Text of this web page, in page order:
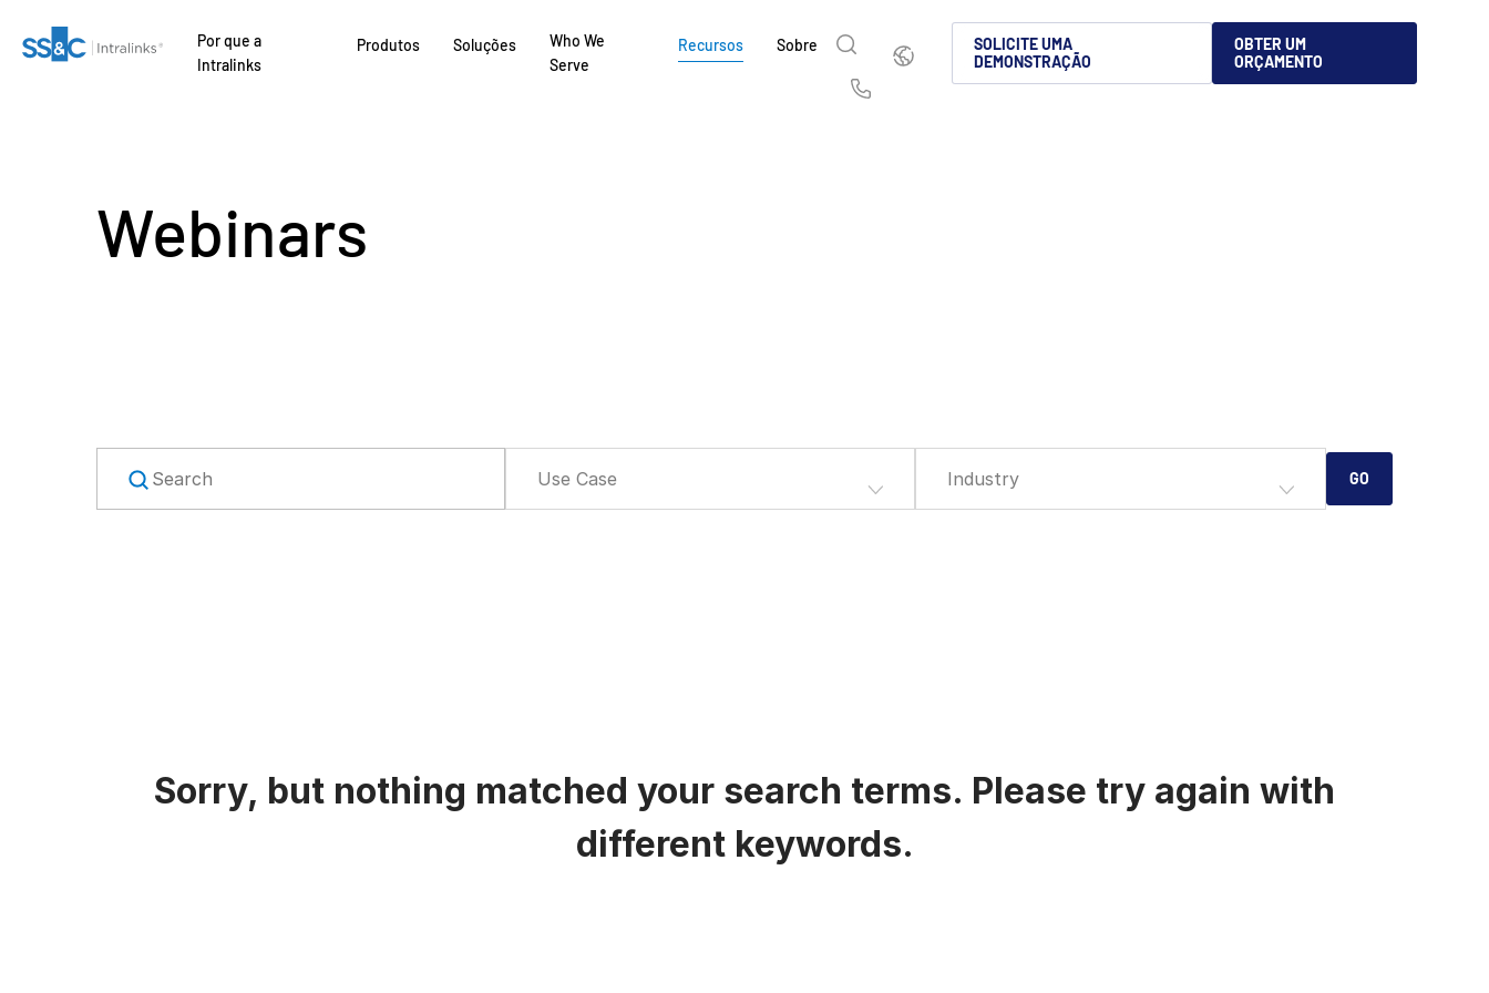
Por que a
Intralinks
Produtos Soluções
Who We
Serve
Recursos Sobre Português
SOLICITE UMA
DEMONSTRAÇÃO
OBTER UM
ORÇAMENTO
Webinars
Use Case Industry GO
Sorry, but nothing matched your search terms. Please try again with
different keywords.